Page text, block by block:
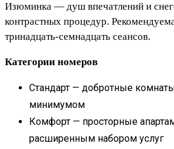
Изюминка — душ впечатлений и
контрастных процедур.
тринадцать-семнадцать сеансов.
Категории номеров
Стандарт — добротные
минимумом
Комфорт — просторные
расширенным набором услуг